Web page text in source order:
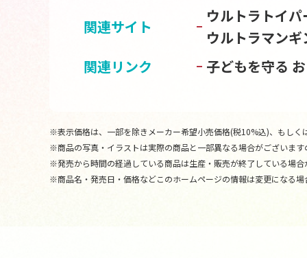
関連サイト
ウルトラトイパ
ウルトラマン
関連リンク
子どもを守る
※表示価格は、一部を除きメーカー希望小売価格(税10%込)、もしく
※商品の写真・イラストは実際の商品と一部異なる場合がございま
※発売から時間の経過している商品は生産・販売が終了している場
※商品名・発売日・価格などこのホームページの情報は変更になる